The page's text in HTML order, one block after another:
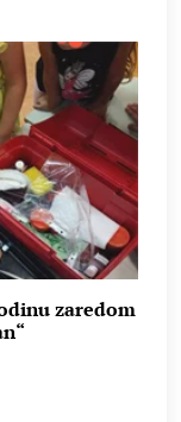
zaredom